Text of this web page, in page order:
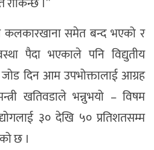
कलकारखाना समेत बन्द भएको र
पैदा भएकाले पनि विद्युतीय
दिन आम उपभोक्तालाई आग्रह
खतिवडाले भन्नुभयो – विषम
३० देखि ५० प्रतिशतसम्म
छ ।